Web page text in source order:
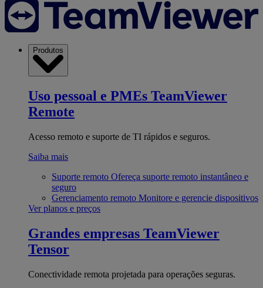
Produtos
Uso pessoal e PMEs TeamViewer
Remote
Acesso remoto e suporte de TI rápidos e seguros.
Saiba mais
Suporte remoto Ofereça suporte remoto instantâneo e
seguro
Gerenciamento remoto Monitore e gerencie dispositivos
Ver planos e preços
Grandes empresas TeamViewer
Tensor
Conectividade remota projetada para operações seguras.